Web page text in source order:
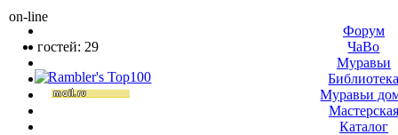
on-line
гостей: 29
Форум
ЧаВо
Муравьи
Муравьи
Мастерская
Каталог